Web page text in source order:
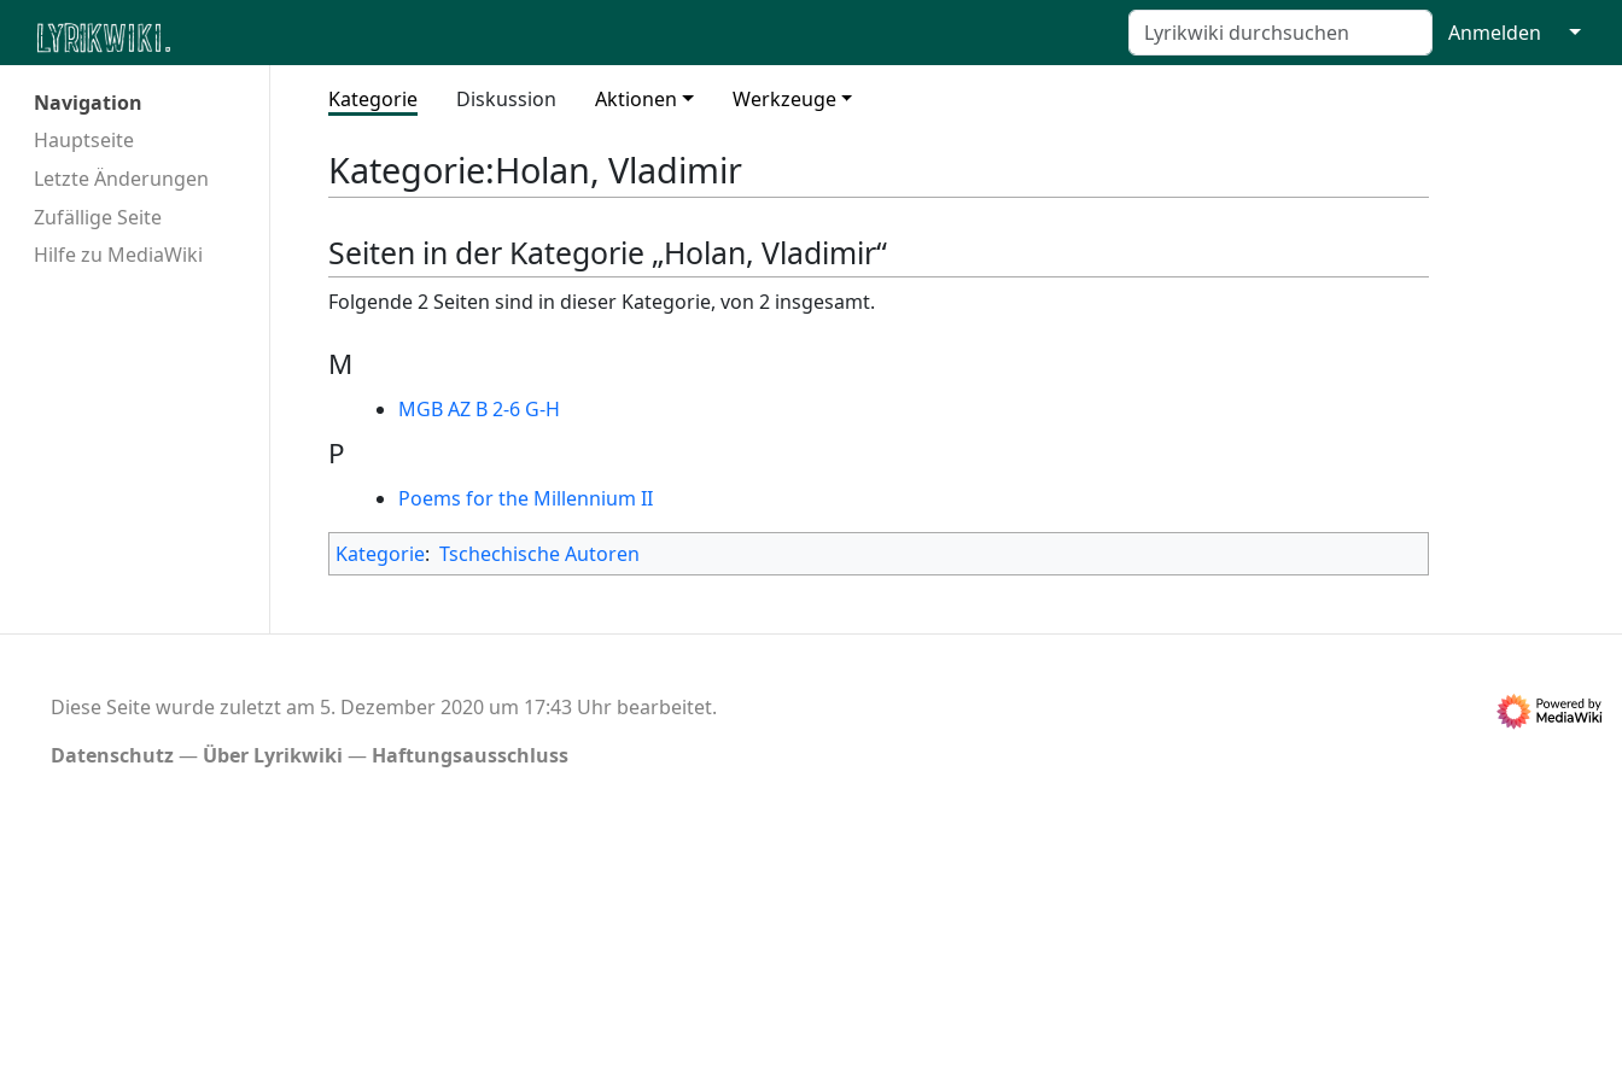
Anmelden ↓
Navigation
Hauptseite
Letzte Änderungen
Zufällige Seite
Hilfe zu MediaWiki
Kategorie Diskussion Aktionen Werkzeuge
Kategorie:Holan, Vladimir
Seiten in der Kategorie „Holan, Vladimir“
Folgende 2 Seiten sind in dieser Kategorie, von 2 insgesamt.
M
MGB AZ B 2-6 G-H
P
Poems for the Millennium II
Kategorie: Tschechische Autoren
Diese Seite wurde zuletzt am 5. Dezember 2020 um 17:43 Uhr bearbeitet.
Datenschutz
Über Lyrikwiki Haftungsausschluss